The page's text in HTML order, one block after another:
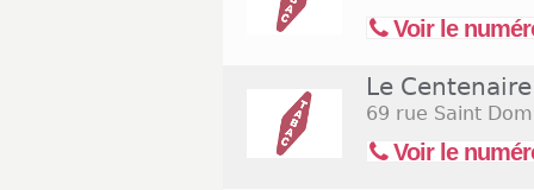
Voir le
Le Centenaire
69 rue Saint
Voir le